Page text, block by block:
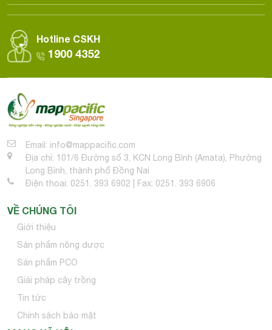
Hotline CSKH
1900 4352
Email: info@mappacific.com
Địa chỉ: 101/6 Đường số 3, KCN Long Bình (Amata), Phường
Long Bình, thành phố Đồng Nai
Điện thoại: 0251. 393 6902 | Fax: 0251. 393 6906
VỀ CHÚNG TÔI
Giới thiệu
Sản phẩm nông dược
Sản phẩm PCO
Giải pháp cây trồng
Tin tức
Chính sách bảo mật